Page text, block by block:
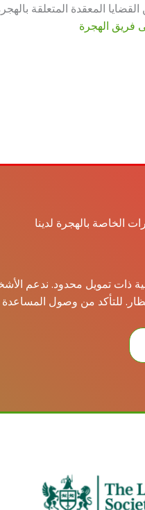
المعقدة المتعلقة
فريق الهجرة
الخاصة بالهجرة لدينا
ذات تمويل محدود. ندعم
للتأكد من وصول